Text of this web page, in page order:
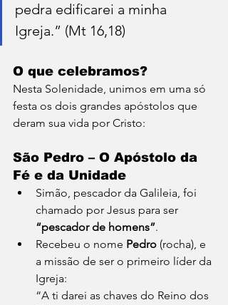
pedra edificarei a minha
Igreja.” (Mt 16,18)
O que celebramos?
Nesta Solenidade, unimos em uma só
festa os dois grandes apóstolos que
deram sua vida por Cristo:
São Pedro – O Apóstolo da
Fé e da Unidade
Simão, pescador da Galileia, foi
chamado por Jesus para ser
“pescador de homens”.
Recebeu o nome Pedro (rocha), e
a missão de ser o primeiro líder da
Igreja:
“A ti darei as chaves do Reino dos